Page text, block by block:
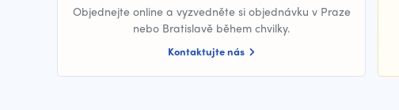
Objednejte online a vyzvedněte si objednávku v Praze
nebo Bratislavě během chvilky.
Kontaktujte nás